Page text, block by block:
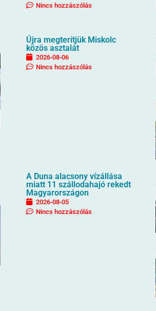
Nincs hozzászólás
Újra megterítjük Miskolc
közös asztalát
2026-08-06
Nincs hozzászólás
A Duna alacsony vízállása
miatt 11 szállodahajó rekedt
Magyarországon
2026-08-05
Nincs hozzászólás